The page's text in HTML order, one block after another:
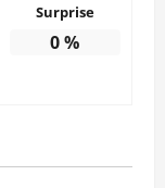
Surprise
0%